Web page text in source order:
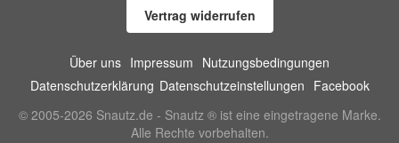
Vertrag widerrufen
Über uns Impressum Nutzungsbedingungen
Datenschutzerklärung Datenschutzeinstellungen Facebook
© 2005-2026 Snautz.de - Snautz ® ist eine eingetragene Marke.
Alle Rechte vorbehalten.